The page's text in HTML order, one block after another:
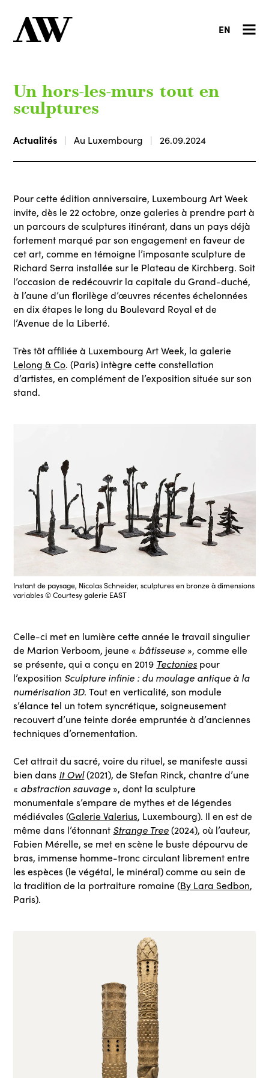
EN
Un hors-les-murs tout en
sculptures
Actualités Au Luxembourg 26.09.2024
Pour cette édition anniversaire, Luxembourg Art Week
invite, dès le 22 octobre, onze galeries à prendre part à
un parcours de sculptures itinérant, dans un pays déjà
fortement marqué par son engagement en faveur de
cet art, comme en témoigne l’imposante sculpture de
Richard Serra installée sur le Plateau de Kirchberg. Soit
l’occasion de redécouvrir la capitale du Grand-duché,
à l’aune d’un florilège d’œuvres récentes échelonnées
en dix étapes le long du Boulevard Royal et de
l’Avenue de la Liberté.
Très tôt affiliée à Luxembourg Art Week, la galerie
Lelong & Co. (Paris) intègre cette constellation
d’artistes, en complément de l’exposition située sur son
stand.
Instant de paysage, Nicolas Schneider, sculptures en bronze à dimensions
variables © Courtesy galerie EAST
Celle-ci met en lumière cette année le travail singulier
de Marion Verboom, jeune « bâtisseuse », comme elle
se présente, qui a conçu en 2019 Tectonies pour
l’exposition Sculpture infinie : du moulage antique à la
numérisation 3D. Tout en verticalité, son module
s’élance tel un totem syncrétique, soigneusement
recouvert d’une teinte dorée empruntée à d’anciennes
techniques d’ornementation.
Cet attrait du sacré, voire du rituel, se manifeste aussi
bien dans It Owl(2021), de Stefan Rinck, chantre d’une
« abstraction sauvage », dont la sculpture
monumentale s’empare de mythes et de légendes
médiévales (Galerie Valerius, Luxembourg). Il en est de
même dans l’étonnant Strange Tree(2024), où l’auteur,
Fabien Mérelle, se met en scène le buste dépourvu de
bras, immense homme-tronc circulant librement entre
les espèces (le végétal, le minéral) comme au sein de
la tradition de la portraiture romaine (By Lara Sedbon,
Paris).